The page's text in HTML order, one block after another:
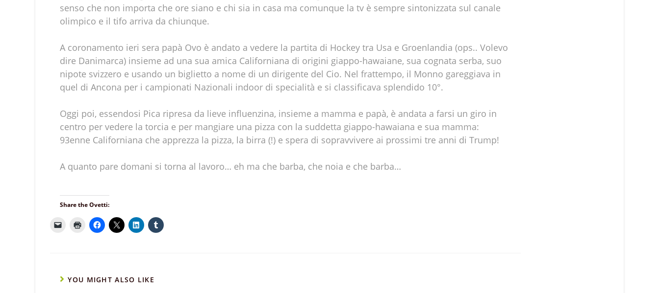
senso che non importa che ore siano e chi sia in casa ma comunque la tv è sempre sintonizzata sul canale
olimpico e il tifo arriva da chiunque.
A coronamento ieri sera papà Ovo è andato a vedere la partita di Hockey tra Usa e Groenlandia (ops.. Volevo
dire Danimarca) insieme ad una sua amica Californiana di origini giappo-hawaiane, sua cognata serba, suo
nipote svizzero e usando un biglietto a nome di un dirigente del Cio. Nel frattempo, il Monno gareggiava in
quel di Ancona per i campionati Nazionali indoor di specialità e si classificava splendido 10°.
Oggi poi, essendosi Pica ripresa da lieve influenzina, insieme a mamma e papà, è andata a farsi un giro in
centro per vedere la torcia e per mangiare una pizza con la suddetta giappo-hawaiana e sua mamma:
93enne Californiana che apprezza la pizza, la birra (!) e spera di sopravvivere ai prossimi tre anni di Trump!
A quanto pare domani si torna al lavoro… eh ma che barba, che noia e che barba…
Share the Ovetti:
YOU MIGHT ALSO LIKE